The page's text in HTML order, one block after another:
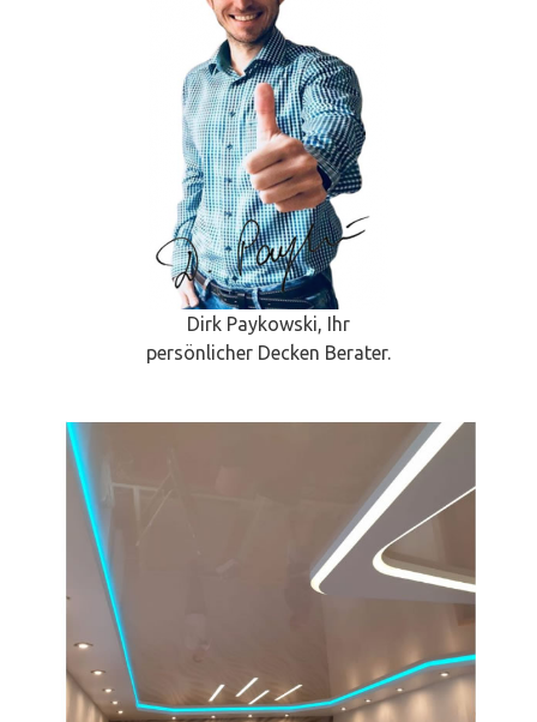
Dirk Paykowski, Ihr
persönlicher Decken Berater.